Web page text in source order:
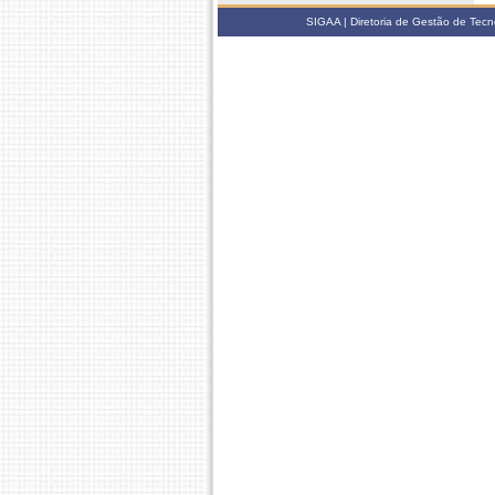
SIGAA | Diretoria de Gestão de